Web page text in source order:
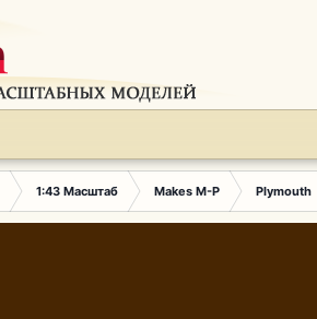
1:43 Масштаб Makes M-P Plymouth